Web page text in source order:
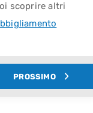
scoprire altri
PROSSIMO